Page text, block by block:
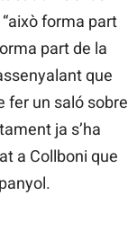
forma part
part de la
que
fer un saló sobre
ja s’ha
a Collboni que